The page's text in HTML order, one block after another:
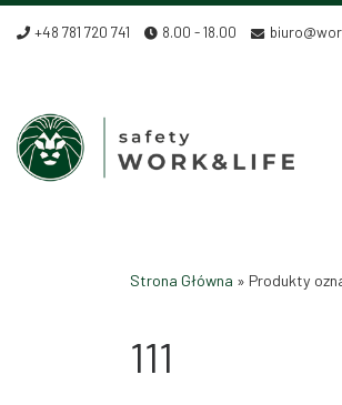
Skip to content
+48 781 720 741 8.00 - 18.00
Strona Główna » Produkty
111